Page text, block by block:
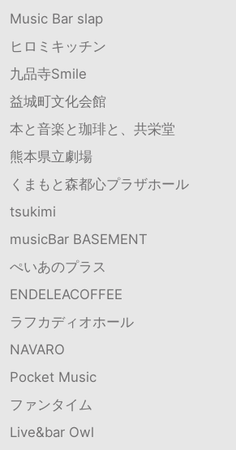
Music Bar slap
ヒロミキッチン
九品寺Smile
益城町文化会館
本と音楽と珈琲と、共栄堂
熊本県立劇場
くまもと森都心プラザホール
tsukimi
musicBar BASEMENT
ぺいあのプラス
ENDELEACOFFEE
ラフカディオホール
NAVARO
Pocket Music
ファンタイム
Live&bar Owl